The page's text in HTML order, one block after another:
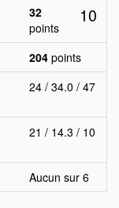
32
points
10
204 points
24 / 34.0 / 47
21 / 14.3 / 10
Aucun sur 6